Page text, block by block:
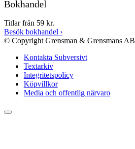
Bokhandel
Titlar från 59 kr.
Besök bokhandel ›
© Copyright Grensman & Grensmans AB
Kontakta Subversivt
Textarkiv
Integritetspolicy
Köpvillkor
Media och offentlig närvaro
Rulla